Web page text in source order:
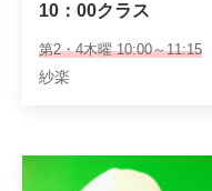
10：00クラス
第2・4木曜 10:00～11:15
紗楽